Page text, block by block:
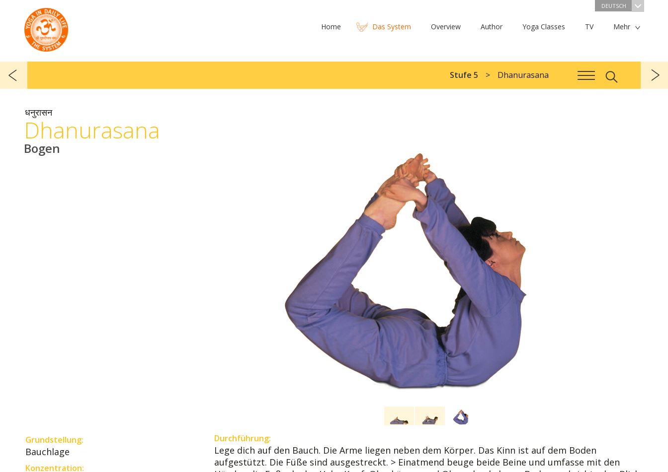
DEUTSCH
Home Das System Overview Author Yoga Classes TV Mehr
Stufe 5 Dhanurasana
धनुरासन
Dhanurasana
Bogen
Grundstellung:
Bauchlage
Konzentration:
Durchführung:
Lege dich auf den Bauch. Die Arme liegen neben dem Körper. Das Kinn ist auf dem Boden
aufgestützt. Die Füße sind ausgestreckt. > Einatmend beuge beide Beine und umfasse mit den